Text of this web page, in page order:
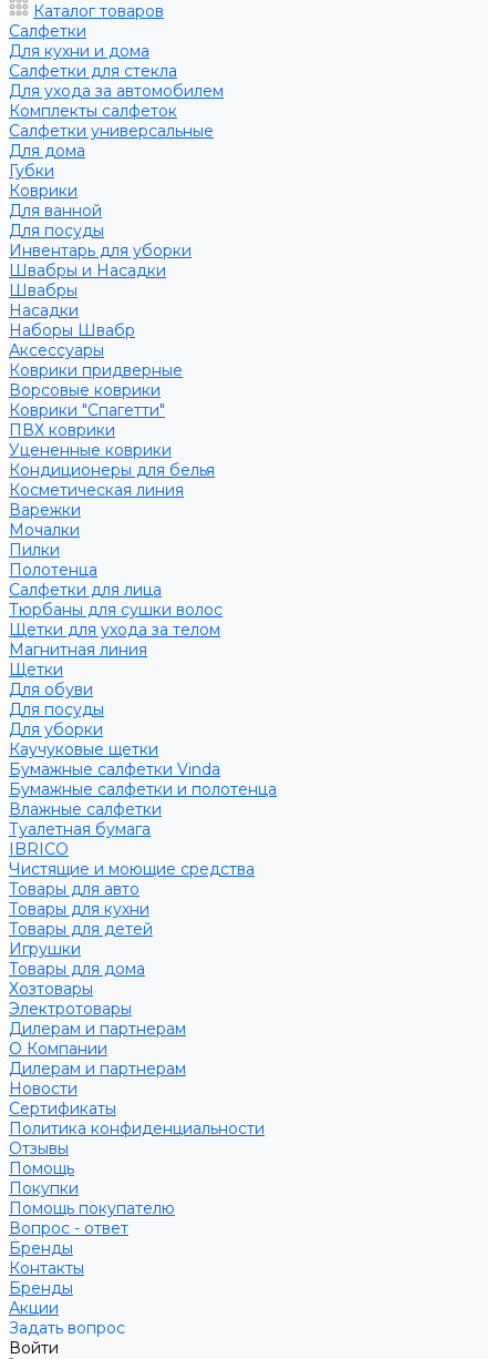
Каталог товаров
Салфетки
Для кухни и дома
Салфетки для стекла
Для ухода за автомобилем
Комплекты салфеток
Салфетки универсальные
Для дома
Губки
Коврики
Для ванной
Для посуды
Инвентарь для уборки
Швабры и Насадки
Швабры
Насадки
Наборы Швабр
Аксессуары
Коврики придверные
Ворсовые коврики
Коврики "Спагетти"
ПВХ коврики
Уцененные коврики
Кондиционеры для белья
Косметическая линия
Варежки
Мочалки
Пилки
Полотенца
Салфетки для лица
Тюрбаны для сушки волос
Щетки для ухода за телом
Магнитная линия
Щетки
Для обуви
Для посуды
Для уборки
Каучуковые щетки
Бумажные салфетки Vinda
Бумажные салфетки и полотенца
Влажные салфетки
Туалетная бумага
IBRICO
Чистящие и моющие средства
Товары для авто
Товары для кухни
Товары для детей
Игрушки
Товары для дома
Хозтовары
Электротовары
Дилерам и партнерам
О Компании
Дилерам и партнерам
Новости
Сертификаты
Политика конфиденциальности
Отзывы
Помощь
Покупки
Помощь покупателю
Вопрос - ответ
Бренды
Контакты
Бренды
Акции
Задать вопрос
Войти